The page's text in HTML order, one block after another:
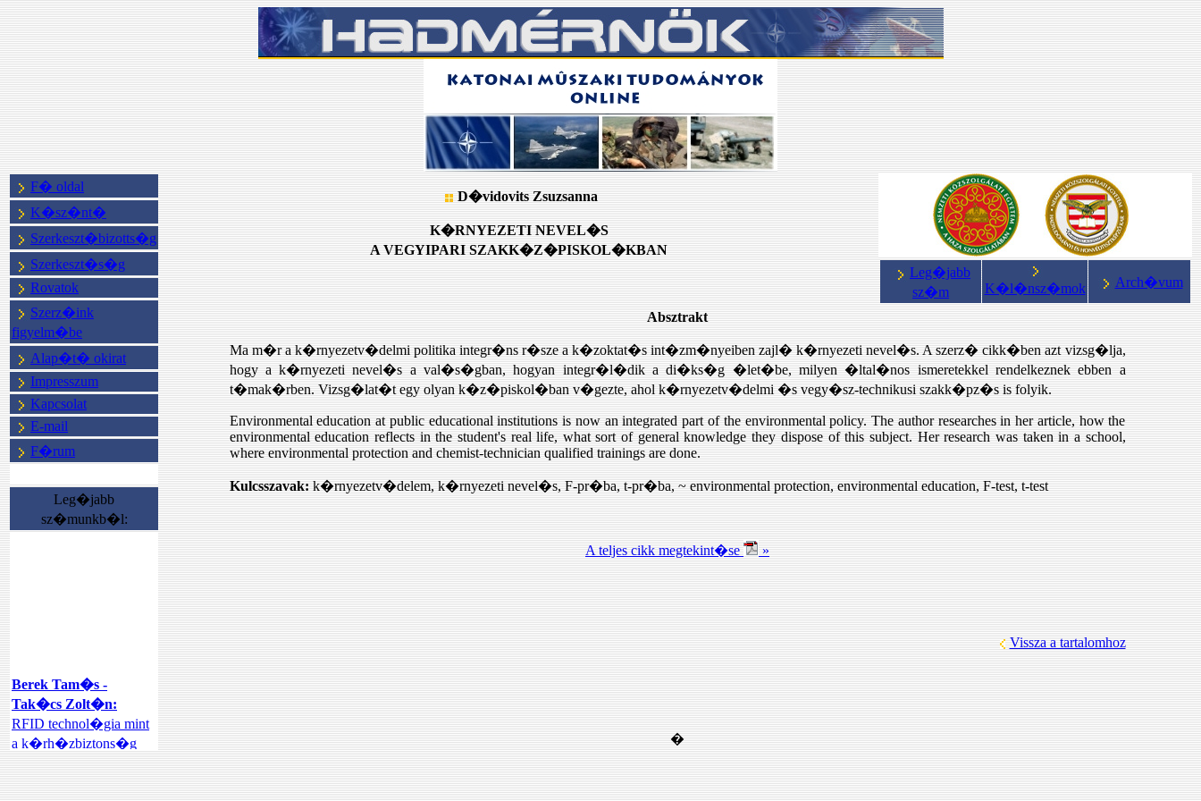
Leg�jabb
sz�m
K�l�nsz�mok Arch�vum
F� oldal
K�sz�nt�
Szerkeszt�bizotts�g
Szerkeszt�s�g
Rovatok
Szerz�ink
figyelm�be
Alap�t� okirat
Impresszum
Kapcsolat
E-mail
F�rum
Leg�jabb
sz�munkb�l:
Berek Tam�s -
Tak�cs Zolt�n:
RFID technol�gia mint
a k�rh�zbiztons�g
ter�let�n
megval�sul�
int�zm�nyi rend
D�vidovits Zsuzsanna
K�RNYEZETI NEVEL�S
A VEGYIPARI SZAKK�Z�PISKOL�KBAN
Absztrakt
Ma m�r a k�rnyezetv�delmi politika integr�ns r�sze a k�zoktat�s int�zm�nyeiben zajl� k�rnyezeti nevel�s. A szerz� cikk�ben azt vizsg�lja,
hogy a k�rnyezeti nevel�s a val�s�gban, hogyan integr�l�dik a di�ks�g �let�be, milyen �ltal�nos ismeretekkel rendelkeznek ebben a
t�mak�rben. Vizsg�lat�t egy olyan k�z�piskol�ban v�gezte, ahol k�rnyezetv�delmi �s vegy�sz-technikusi szakk�pz�s is folyik.
Environmental education at public educational institutions is now an integrated part of the environmental policy. The author researches in her article, how the
environmental education reflects in the student's real life, what sort of general knowledge they dispose of this subject. Her research was taken in a school,
where environmental protection and chemist-technician qualified trainings are done.
Kulcsszavak:k�rnyezetv�delem, k�rnyezeti nevel�s, F-pr�ba, t-pr�ba, ~ environmental protection, environmental education, F-test, t-test
A teljes cikk megtekint�se »
Vissza a tartalomhoz
�